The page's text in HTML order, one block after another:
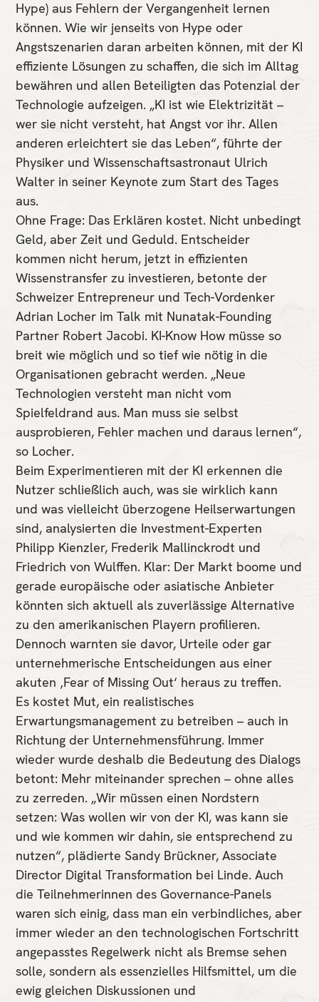
So unterstützen wir
Kontakt
Hype) aus Fehlern der Vergangenheit lernen
können. Wie wir jenseits von Hype oder
Angstszenarien daran arbeiten können, mit der KI
effiziente Lösungen zu schaffen, die sich im Alltag
bewähren und allen Beteiligten das Potenzial der
Technologie aufzeigen. „KI ist wie Elektrizität –
wer sie nicht versteht, hat Angst vor ihr. Allen
anderen erleichtert sie das Leben“, führte der
Physiker und Wissenschaftsastronaut Ulrich
Walter in seiner Keynote zum Start des Tages
aus.
Ohne Frage: Das Erklären kostet. Nicht unbedingt
Geld, aber Zeit und Geduld. Entscheider
kommen nicht herum, jetzt in effizienten
Wissenstransfer zu investieren, betonte der
Schweizer Entrepreneur und Tech-Vordenker
Adrian Locher im Talk mit Nunatak-Founding
Partner Robert Jacobi. KI-Know How müsse so
breit wie möglich und so tief wie nötig in die
Organisationen gebracht werden. „Neue
Technologien versteht man nicht vom
Spielfeldrand aus. Man muss sie selbst
ausprobieren, Fehler machen und daraus lernen“,
so Locher.
Beim Experimentieren mit der KI erkennen die
Nutzer schließlich auch, was sie wirklich kann
und was vielleicht überzogene Heilserwartungen
sind, analysierten die Investment-Experten
Philipp Kienzler, Frederik Mallinckrodt und
Friedrich von Wulffen. Klar: Der Markt boome und
gerade europäische oder asiatische Anbieter
könnten sich aktuell als zuverlässige Alternative
zu den amerikanischen Playern profilieren.
Dennoch warnten sie davor, Urteile oder gar
unternehmerische Entscheidungen aus einer
akuten ‚Fear of Missing Out‘ heraus zu treffen.
Es kostet Mut, ein realistisches
Erwartungsmanagement zu betreiben – auch in
Richtung der Unternehmensführung. Immer
wieder wurde deshalb die Bedeutung des Dialogs
betont: Mehr miteinander sprechen – ohne alles
zu zerreden. „Wir müssen einen Nordstern
setzen: Was wollen wir von der KI, was kann sie
und wie kommen wir dahin, sie entsprechend zu
nutzen“, plädierte Sandy Brückner, Associate
Director Digital Transformation bei Linde. Auch
die Teilnehmerinnen des Governance-Panels
waren sich einig, dass man ein verbindliches, aber
immer wieder an den technologischen Fortschritt
angepasstes Regelwerk nicht als Bremse sehen
solle, sondern als essenzielles Hilfsmittel, um die
ewig gleichen Diskussionen und